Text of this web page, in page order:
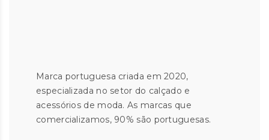
Marca portuguesa criada em 2020,
especializada no setor do calçado e
acessórios de moda. As marcas que
comercializamos, 90% são portuguesas.